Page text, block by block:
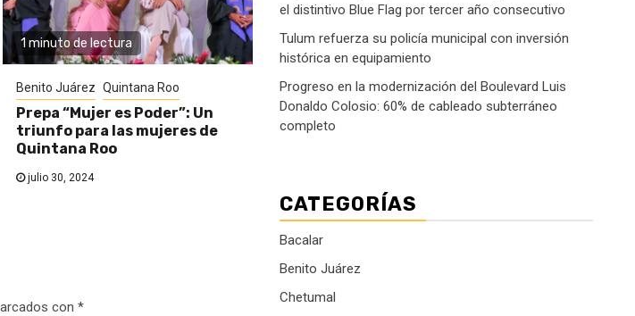
1 minuto de lectura
Benito Juárez Quintana Roo
Prepa “Mujer es Poder”: Un
triunfo para las mujeres de
Quintana Roo
julio 30, 2024
con *
el distintivo Blue Flag por tercer año consecutivo
Tulum refuerza su policía municipal con inversión
histórica en equipamiento
Progreso en la modernización del Boulevard Luis
Donaldo Colosio: 60% de cableado subterráneo
completo
CATEGORÍAS
Bacalar
Benito Juárez
Chetumal